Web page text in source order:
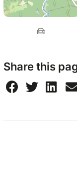
Share this